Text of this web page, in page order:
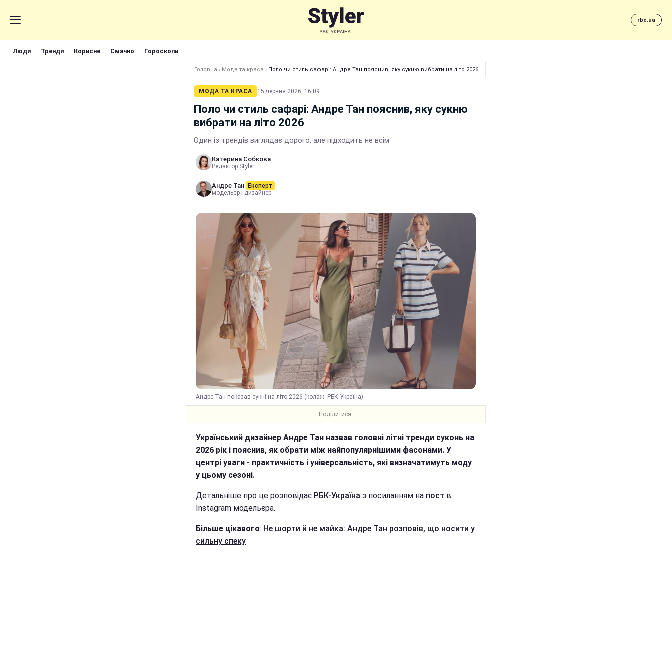
rbc.ua
Люди Тренди Корисне Смачно Гороскопи
Головна › Мода та краса › Поло чи стиль сафарі: Андре Тан пояснив, яку сукню вибрати на літо 2026
МОДА ТА КРАСА 15 червня 2026, 16:09
Поло чи стиль сафарі: Андре Тан пояснив, яку сукню
вибрати на літо 2026
Один із трендів виглядає дорого, але підходить не всім
Катерина Собкова
Редактор Styler
Андре Тан Експерт
модельєр і дизайнер
Андре Тан показав сукні на літо 2026 (колаж: РБК-Україна)
Поділитися:
Український дизайнер Андре Тан назвав головні літні тренди суконь на
2026 рік і пояснив, як обрати між найпопулярнішими фасонами. У
центрі уваги - практичність і універсальність, які визначатимуть моду
у цьому сезоні.
Детальніше про це розповідає РБК-Україна з посиланням на пост в
Instagram модельєра.
Більше цікавого: Не шорти й не майка: Андре Тан розповів, що носити у
сильну спеку